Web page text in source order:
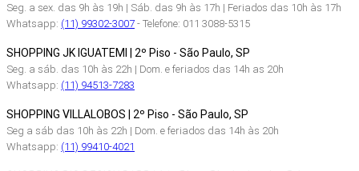
Seg. a sex. das 9h às 19h | Sáb. das 9h às 17h | Feriados das 10h às 17h
Whatsapp: (11) 99302-3007- Telefone: 011 3088-5315
SHOPPING JK IGUATEMI | 2º Piso - São Paulo, SP
Seg. a sáb. das 10h às 22h | Dom. e feriados das 14h as 20h
Whatsapp: (11) 94513-7283
SHOPPING VILLALOBOS | 2º Piso - São Paulo, SP
Seg a sáb das 10h às 22h | Dom. e feriados das 14h às 20h
Whatsapp: (11) 99410-4021